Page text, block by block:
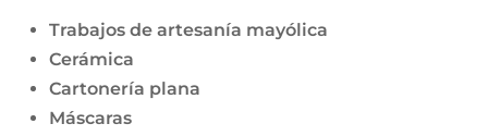
Trabajos de artesanía mayólica
Cerámica
Cartonería plana
Máscaras